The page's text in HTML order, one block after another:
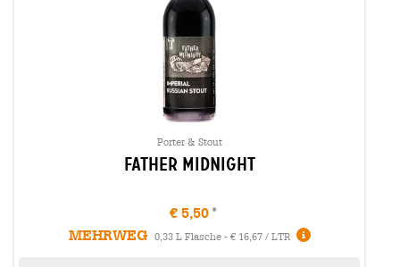
Porter & Stout
Father Midnight
€ 5,50
MEHRWEG
0,33 L Flasche - € 16,67 / LTR Infos